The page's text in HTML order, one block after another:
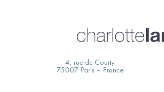
Skip
to
4, rue de Courty
75007 Paris – France